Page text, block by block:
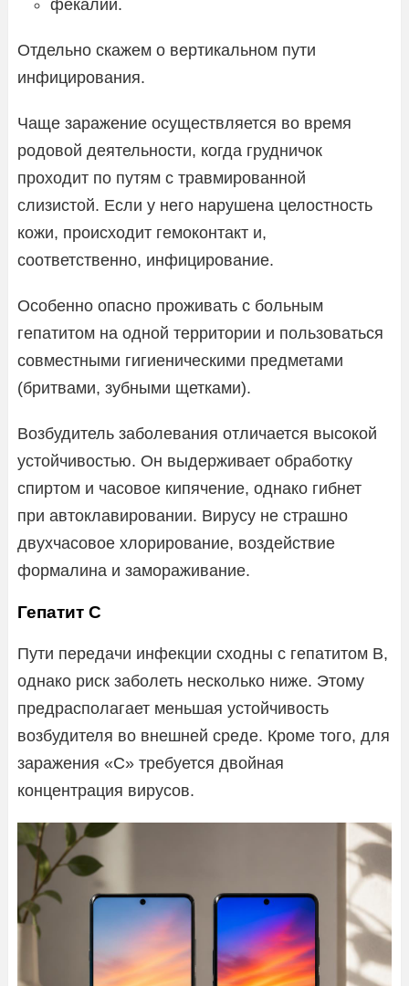
фекалии.
Отдельно скажем о вертикальном пути
инфицирования.
Чаще заражение осуществляется во время
родовой деятельности, когда грудничок
проходит по путям с травмированной
слизистой. Если у него нарушена целостность
кожи, происходит гемоконтакт и,
соответственно, инфицирование.
Особенно опасно проживать с больным
гепатитом на одной территории и пользоваться
совместными гигиеническими предметами
(бритвами, зубными щетками).
Возбудитель заболевания отличается высокой
устойчивостью. Он выдерживает обработку
спиртом и часовое кипячение, однако гибнет
при автоклавировании. Вирусу не страшно
двухчасовое хлорирование, воздействие
формалина и замораживание.
Гепатит С
Пути передачи инфекции сходны с гепатитом В,
однако риск заболеть несколько ниже. Этому
предрасполагает меньшая устойчивость
возбудителя во внешней среде. Кроме того, для
заражения «С» требуется двойная
концентрация вирусов.